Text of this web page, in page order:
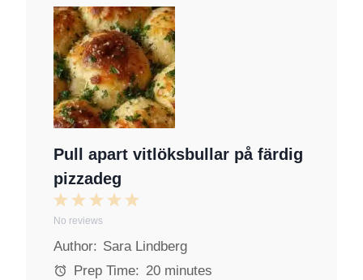
Pull apart vitlöksbullar på färdig
pizzadeg
5
t
4
t
a
3
t
a
2
S
t
a
1
S
t
a
No reviews
Author: Sara Lindberg
Prep Time: 20 minutes